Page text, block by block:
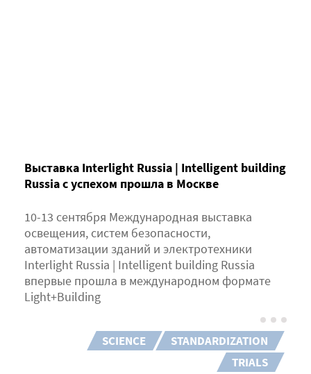
Выставка Interlight Russia | Intelligent building
Russia с успехом прошла в Москве
10-13 сентября Международная выставка
освещения, систем безопасности,
автоматизации зданий и электротехники
Interlight Russia | Intelligent building Russia
впервые прошла в международном формате
Light+Building
SCIENCE
STANDARDIZATION
TRIALS